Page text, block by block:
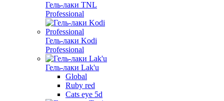
Гель-лаки TNL
Professional
Гель-лаки Kodi
Professional
Гель-лаки Lak'u
Global
Ruby red
Cats eye 5d